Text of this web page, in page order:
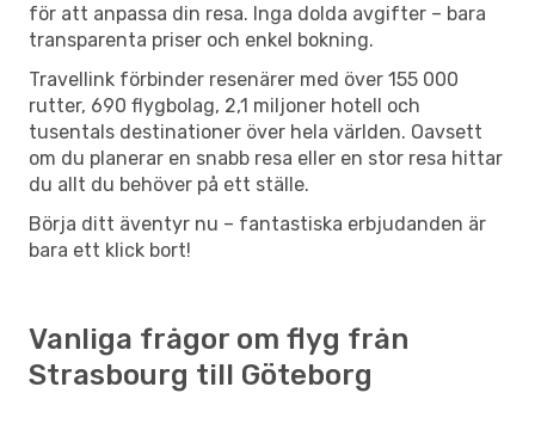
för att anpassa din resa. Inga dolda avgifter – bara
transparenta priser och enkel bokning.
Travellink förbinder resenärer med över 155 000
rutter, 690 flygbolag, 2,1 miljoner hotell och
tusentals destinationer över hela världen. Oavsett
om du planerar en snabb resa eller en stor resa hittar
du allt du behöver på ett ställe.
Börja ditt äventyr nu – fantastiska erbjudanden är
bara ett klick bort!
Vanliga frågor om flyg från
Strasbourg till Göteborg